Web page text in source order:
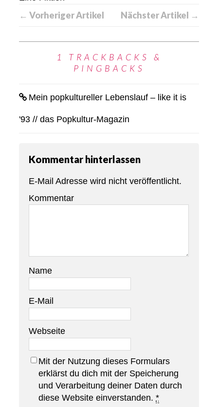
← Vorheriger Artikel Nächster Artikel →
1 TRACKBACKS &
PINGBACKS
Mein popkultureller Lebenslauf – like it is
'93 // das Popkultur-Magazin
Kommentar hinterlassen
E-Mail Adresse wird nicht veröffentlicht.
Kommentar
Name
E-Mail
Webseite
Mit der Nutzung dieses Formulars
erklärst du dich mit der Speicherung
und Verarbeitung deiner Daten durch
diese Website einverstanden. *